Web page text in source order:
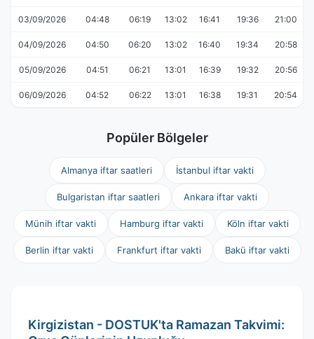
03/09/2026 04:48 06:19 13:02 16:41 19:36 21:00
04/09/2026 04:50 06:20 13:02 16:40 19:34 20:58
05/09/2026 04:51 06:21 13:01 16:39 19:32 20:56
06/09/2026 04:52 06:22 13:01 16:38 19:31 20:54
Popüler Bölgeler
Almanya iftar saatleri İstanbul iftar vakti
Bulgaristan iftar saatleri Ankara iftar vakti
Münih iftar vakti Hamburg iftar vakti Köln iftar vakti
Berlin iftar vakti Frankfurt iftar vakti Bakü iftar vakti
Kirgizistan - DOSTUK'ta Ramazan Takvimi: